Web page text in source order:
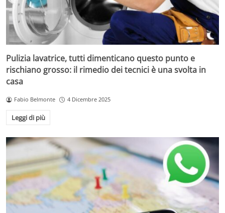
Pulizia lavatrice, tutti dimenticano questo punto e
rischiano grosso: il rimedio dei tecnici è una svolta in
casa
Fabio Belmonte 4 Dicembre 2025
Leggi di più